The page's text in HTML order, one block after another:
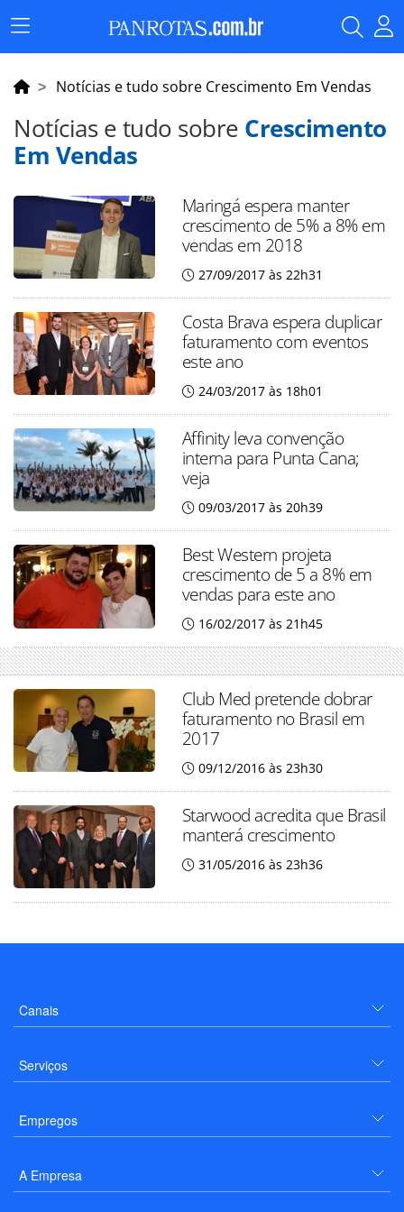
Menu
Principal
Notícias e tudo sobre Crescimento Em Vendas
Notícias e tudo sobre Crescimento
Em Vendas
Maringá espera manter
crescimento de 5% a 8% em
vendas em 2018
27/09/2017 às 22h31
Costa Brava espera duplicar
faturamento com eventos
este ano
24/03/2017 às 18h01
Affinity leva convenção
interna para Punta Cana;
veja
09/03/2017 às 20h39
Best Western projeta
crescimento de 5 a 8% em
vendas para este ano
16/02/2017 às 21h45
Club Med pretende dobrar
faturamento no Brasil em
2017
09/12/2016 às 23h30
Starwood acredita que Brasil
manterá crescimento
31/05/2016 às 23h36
Canais
Serviços
Empregos
A Empresa